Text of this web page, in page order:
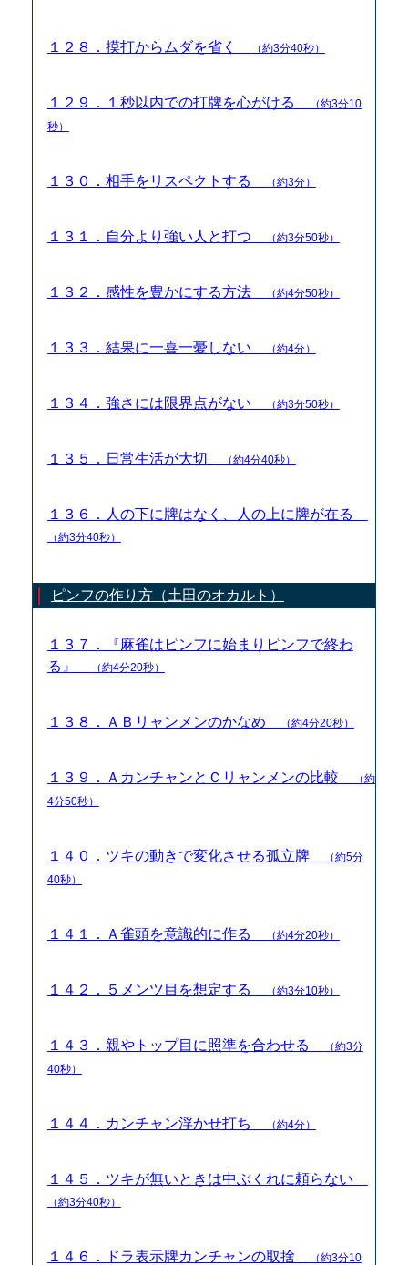
１２８．摸打からムダを省く （約3分40秒）
１２９．１秒以内での打牌を心がける
（約3分10
秒）
１３０．相手をリスペクトする （約3分）
１３１．自分より強い人と打つ （約3分50秒）
１３２．感性を豊かにする方法 （約4分50秒）
１３３．結果に一喜一憂しない （約4分）
１３４．強さには限界点がない （約3分50秒）
１３５．日常生活が大切 （約4分40秒）
１３６．人の下に牌はなく、人の上に牌が在る
（約3分40秒）
ピンフの作り方（土田のオカルト）
１３７．『麻雀はピンフに始まりピンフで終わ
る』
（約4分20秒）
１３８．ＡＢリャンメンのかなめ （約4分20秒）
１３９．ＡカンチャンとＣリャンメンの比較
（約
4分50秒）
１４０．ツキの動きで変化させる孤立牌
（約5分
40秒）
１４１．Ａ雀頭を意識的に作る （約4分20秒）
１４２．５メンツ目を想定する （約3分10秒）
１４３．親やトップ目に照準を合わせる
（約3分
40秒）
１４４．カンチャン浮かせ打ち （約4分）
１４５．ツキが無いときは中ぶくれに頼らない
（約3分40秒）
１４６．ドラ表示牌カンチャンの取捨
（約3分10